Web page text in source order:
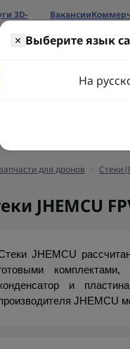
3D-
Вакансии
для дронов Стеки
× Выберите язык
На
JHEMCU
JHEMCU
и
JHEMCU